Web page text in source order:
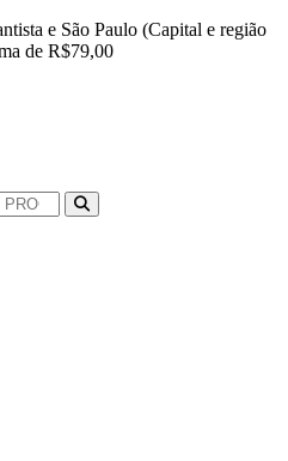
e São Paulo (Capital e região
de R$79,00